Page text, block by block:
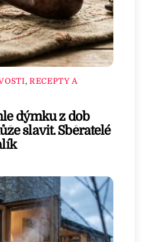
, RECEPTY A
dýmku z dob
slavit. Sběratelé